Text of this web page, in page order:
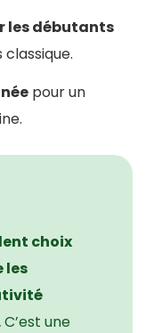
les débutants
pour un
choix
les
C’est une